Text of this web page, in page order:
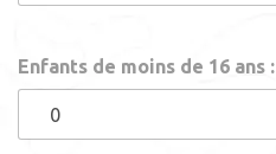
Enfants de moins de 16 ans :